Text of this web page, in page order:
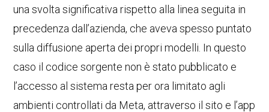
una svolta significativa rispetto alla linea seguita in
precedenza dall’azienda, che aveva spesso puntato
sulla diffusione aperta dei propri modelli. In questo
caso il codice sorgente non è stato pubblicato e
l’accesso al sistema resta per ora limitato agli
ambienti controllati da Meta, attraverso il sito e l’app